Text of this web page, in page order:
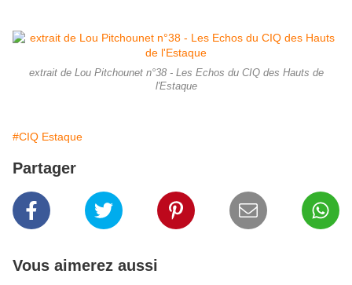
extrait de Lou Pitchounet n°38 - Les Echos du CIQ des Hauts de
l'Estaque
#CIQ Estaque
Partager
Vous aimerez aussi